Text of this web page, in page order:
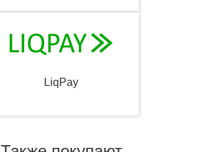
LiqPay